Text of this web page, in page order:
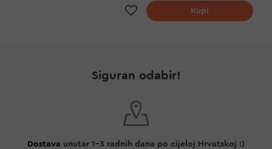
Dodaj na listu želja
Kupi
Siguran odabir!
Dostava unutar 1-3 radnih dana po cijeloj Hrvatskoj :)